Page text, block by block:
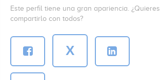
Este perfil tiene una gran apariencia. ¿Quieres
compartirlo con todos?
X